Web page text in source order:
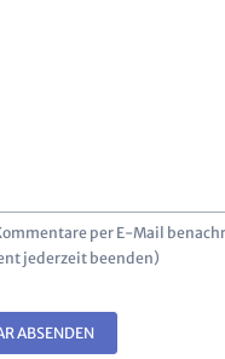
per E-Mail
jederzeit beenden)
ABSENDEN